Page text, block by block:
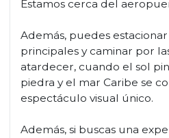
Estamos cerca del
Además, puedes
principales y caminar por
atardecer, cuando el sol
piedra y el mar Caribe se
espectáculo visual único.
Además, si buscas una